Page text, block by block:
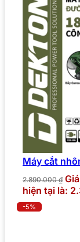
Máy cắt
2.890.000₫
hiện tại là:
-5%